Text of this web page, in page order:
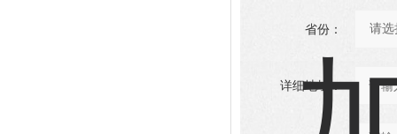
省份：
详细地址：